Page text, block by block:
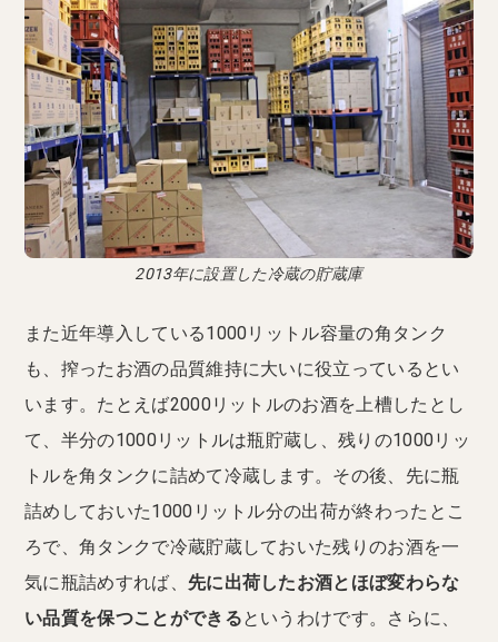
2013年に設置した冷蔵の貯蔵庫
また近年導入している1000リットル容量の角タンク
も、搾ったお酒の品質維持に大いに役立っているとい
います。たとえば2000リットルのお酒を上槽したとし
て、半分の1000リットルは瓶貯蔵し、残りの1000リッ
トルを角タンクに詰めて冷蔵します。その後、先に瓶
詰めしておいた1000リットル分の出荷が終わったとこ
ろで、角タンクで冷蔵貯蔵しておいた残りのお酒を一
気に瓶詰めすれば、 先に出荷したお酒とほぼ変わらな
い品質を保つことができるというわけです。さらに、